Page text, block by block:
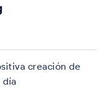
creación de
día